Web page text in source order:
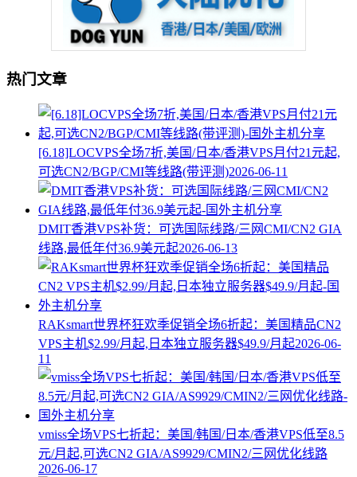
热门文章
[6.18]LOCVPS全场7折,美国/日本/香港VPS月付21元起,
可选CN2/BGP/CMI等线路(带评测)2026-06-11
DMIT香港VPS补货：可选国际线路/三网CMI/CN2 GIA
线路,最低年付36.9美元起2026-06-13
RAKsmart世界杯狂欢季促销全场6折起：美国精品CN2
VPS主机$2.99/月起,日本独立服务器$49.9/月起2026-06-
11
vmiss全场VPS七折起：美国/韩国/日本/香港VPS低至8.5
元/月起,可选CN2 GIA/AS9929/CMIN2/三网优化线路
2026-06-17